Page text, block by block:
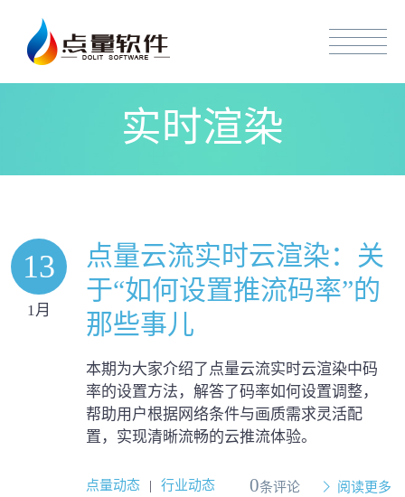
实时渲染
13
1月
点量云流实时云渲染：关
于“如何设置推流码率”的
那些事儿
本期为大家介绍了点量云流实时云渲染中码
率的设置方法，解答了码率如何设置调整，
帮助用户根据网络条件与画质需求灵活配
置，实现清晰流畅的云推流体验。
点量动态 | 行业动态 0条评论 阅读更多